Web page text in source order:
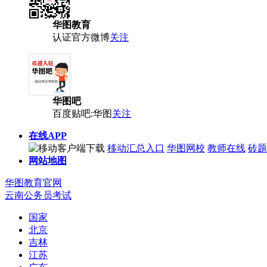
华图教育
认证官方微博关注
华图吧
百度贴吧:华图关注
在线APP
移动汇总入口 华图网校 教师在线 砖
网站地图
华图教育官网
云南公务员考试
国家
北京
吉林
江苏